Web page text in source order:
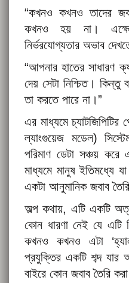
“কখনও কখনও তাদের
কখনও হয় না।
নির্ভরযোগ্যতার অভাব
“আপনার হাতের সাধারণ
দেয় সেটা নিশ্চিত। কিন্তু
তা করতে পারে না।”
এর মাধ্যমে
ল্যাংগুয়েজ মডেল)
পরিমাণ ডেটা সঞ্চয় করে
মাধ্যমে মানুষ ইতিমধ্যে
একটা আনুমানিক জবাব
অল্প কথায়, এটি একটি
কোন ধারণা নেই যে এটি
কখনও কখনও এটা
প্রযুক্তির একটি শব্দ যার
বাইরে কোন জবাব তৈরি